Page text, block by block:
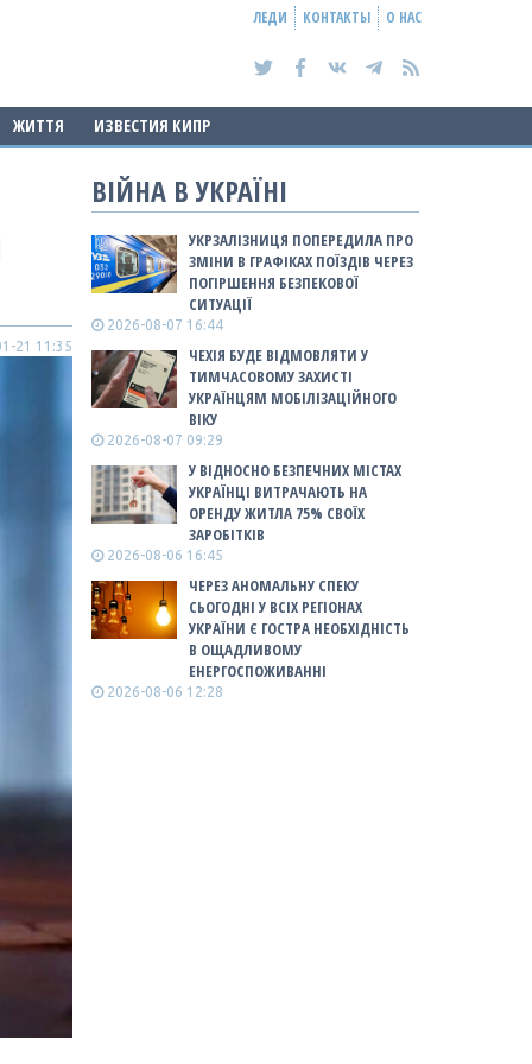
ЛЕДИ КОНТАКТЫ О НАС
ЖИТТЯ ИЗВЕСТИЯ КИПР
21 11:35
ВІЙНА В УКРАЇНІ
УКРЗАЛІЗНИЦЯ ПОПЕРЕДИЛА ПРО
ЗМІНИ В ГРАФІКАХ ПОЇЗДІВ ЧЕРЕЗ
ПОГІРШЕННЯ БЕЗПЕКОВОЇ
СИТУАЦІЇ
2026-08-07 16:44
ЧЕХІЯ БУДЕ ВІДМОВЛЯТИ У
ТИМЧАСОВОМУ ЗАХИСТІ
УКРАЇНЦЯМ МОБІЛІЗАЦІЙНОГО
ВІКУ
2026-08-07 09:29
У ВІДНОСНО БЕЗПЕЧНИХ МІСТАХ
УКРАЇНЦІ ВИТРАЧАЮТЬ НА
ОРЕНДУ ЖИТЛА 75% СВОЇХ
ЗАРОБІТКІВ
2026-08-06 16:45
ЧЕРЕЗ АНОМАЛЬНУ СПЕКУ
СЬОГОДНІ У ВСІХ РЕГІОНАХ
УКРАЇНИ Є ГОСТРА НЕОБХІДНІСТЬ
В ОЩАДЛИВОМУ
ЕНЕРГОСПОЖИВАННІ
2026-08-06 12:28